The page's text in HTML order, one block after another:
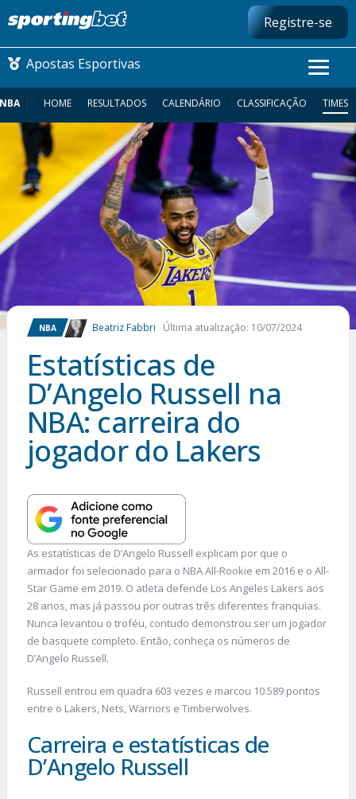
Registre-se
Apostas Esportivas
CONMEBOL LIBERTADORES
FUTEBOL NACIONAL
FUTEBOL INTERNACIONAL
COMO APOSTAR
MAIS ESPORTES
NBA HOME RESULTADOS CALENDÁRIO CLASSIFICAÇÃO TIMES
NBA Beatriz Fabbri Última atualização: 10/07/2024
Estatísticas de
D’Angelo Russell na
NBA: carreira do
jogador do Lakers
As estatísticas de D’Angelo Russell explicam por que o
armador foi selecionado para o NBA All-Rookie em 2016 e o All-
Star Game em 2019. O atleta defende Los Angeles Lakers aos
28 anos, mas já passou por outras três diferentes franquias.
Nunca levantou o troféu, contudo demonstrou ser um jogador
de basquete completo. Então, conheça os números de
D’Angelo Russell.
Russell entrou em quadra 603 vezes e marcou 10.589 pontos
entre o Lakers, Nets, Warriors e Timberwolves.
Carreira e estatísticas de
D’Angelo Russell